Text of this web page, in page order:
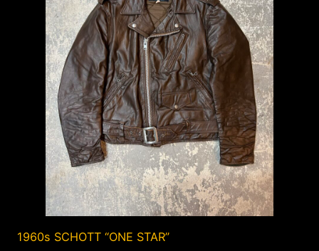
1960s SCHOTT “ONE STAR”